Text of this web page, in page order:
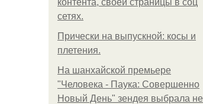
контента, своей страницы в соц
сетях.
Прически на выпускной: косы и
плетения.
На шанхайской премьере
"Человека - Паука: Совершенно
Новый День" зендея выбрала не